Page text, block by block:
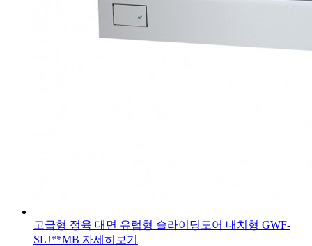
고급형 정육 대면 유럽형 슬라이딩도어 내치형 GWF-
SLJ**MB 자세히보기